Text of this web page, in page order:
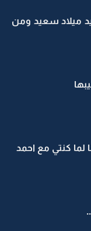
ميلاد سعيد ومن
لما كنتي مع احمد